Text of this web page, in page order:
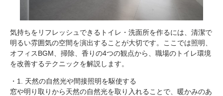
気持ちをリフレッシュできるトイレ・洗面所を作るには、清潔で
明るい雰囲気の空間を演出することが大切です。ここでは照明、
オフィスBGM、掃除、香りの4つの観点から、職場のトイレ環境
を改善するテクニックを解説します。
・1. 天然の自然光や間接照明を駆使する
窓や明り取りから天然の自然光を取り入れることで、暖かみのあ